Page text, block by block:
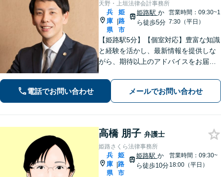
天野・上垣法律会計事務所
兵
庫
県
|
姫
路
市
姫路駅 か
ら徒歩5分
営業時間：09:30~1
7:30（平日）
【姫路駅5分】【個室対応】豊富な知識
と経験を活かし、最新情報を提供しな
がら、期待以上のアドバイスをお届け
ンを大切にし、信頼関係を築きながら
課題解決に全力を尽くします。
電話でお問い合わせ メールでお問い合わせ
高橋 朋子 弁護士
姫路さくら法律事務所
兵
庫
県
|
姫
路
市
姫路駅 か
ら徒歩10分
営業時間：09:30~
18:00（平日）